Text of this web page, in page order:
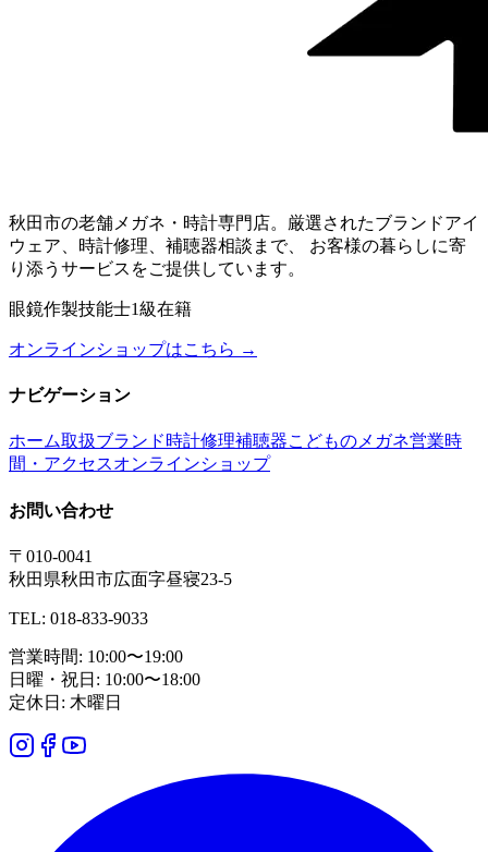
秋田市の老舗メガネ・時計専門店。厳選されたブランドアイ
ウェア、時計修理、補聴器相談まで、 お客様の暮らしに寄
り添うサービスをご提供しています。
眼鏡作製技能士1級在籍
オンラインショップはこちら →
ナビゲーション
ホーム取扱ブランド時計修理補聴器こどものメガネ営業時
間・アクセスオンラインショップ
お問い合わせ
〒010-0041
秋田県秋田市広面字昼寝23-5
TEL: 018-833-9033
営業時間: 10:00〜19:00
日曜・祝日: 10:00〜18:00
定休日: 木曜日